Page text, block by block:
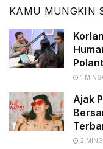
KAMU MUNGKIN
1
Ajak
2